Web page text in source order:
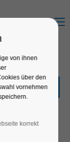
Menu
&
von ihnen
über den
vornehmen
korrekt